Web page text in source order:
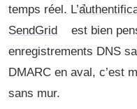
temps réel. L’
SendGrid
est bien
enregistrements DNS
DMARC en aval, c’est
sans mur.